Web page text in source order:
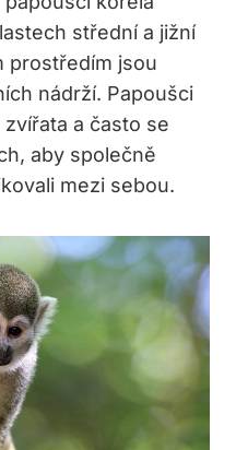
střední a jižní
prostředím jsou
nádrží. Papoušci
a často se
aby společně
mezi sebou.